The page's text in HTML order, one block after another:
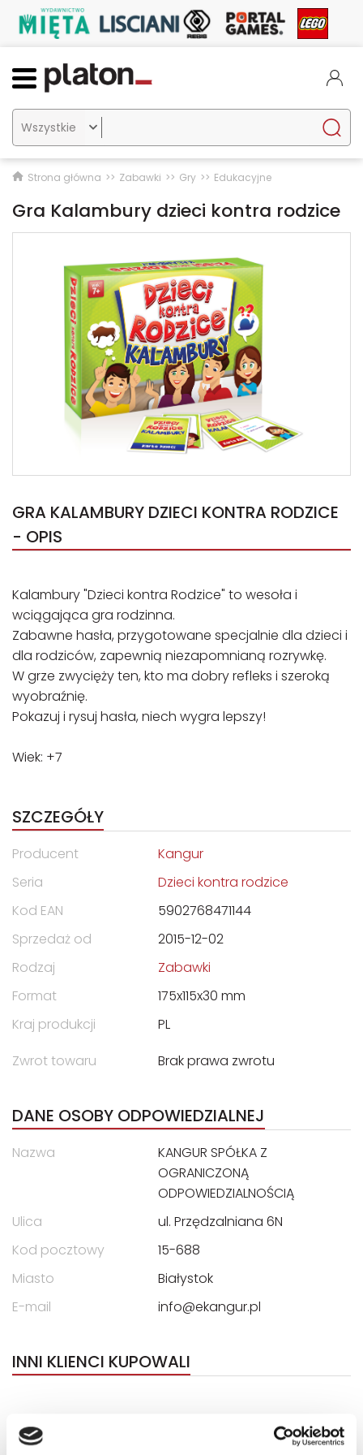

Strona główna Zabawki Gry Edukacyjne
Gra Kalambury dzieci kontra rodzice
GRA KALAMBURY DZIECI KONTRA RODZICE
- OPIS
Kalambury "Dzieci kontra Rodzice" to wesoła i
wciągająca gra rodzinna.
Zabawne hasła, przygotowane specjalnie dla dzieci i
dla rodziców, zapewnią niezapomnianą rozrywkę.
W grze zwycięży ten, kto ma dobry refleks i szeroką
wyobraźnię.
Pokazuj i rysuj hasła, niech wygra lepszy!
Wiek: +7
SZCZEGÓŁY
Producent
Kangur
Seria
Dzieci kontra rodzice
Kod EAN
5902768471144
Sprzedaż od
2015-12-02
Rodzaj
Zabawki
Format
175x115x30 mm
Kraj produkcji
PL
Zwrot towaru
Brak prawa zwrotu
DANE OSOBY ODPOWIEDZIALNEJ
Nazwa
KANGUR SPÓŁKA Z
OGRANICZONĄ
ODPOWIEDZIALNOŚCIĄ
Ulica
ul. Przędzalniana 6N
Kod pocztowy
15-688
Miasto
Białystok
E-mail
info@ekangur.pl
INNI KLIENCI KUPOWALI